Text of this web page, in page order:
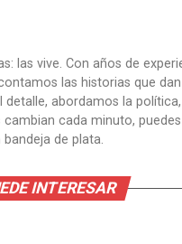
las vive. Con años de
las historias que
abordamos la
cada minuto,
de plata.
INTERESAR